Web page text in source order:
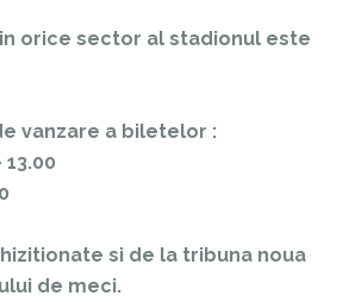
orice sector al stadionul este
vanzare a biletelor :
si de la tribuna noua
de meci.